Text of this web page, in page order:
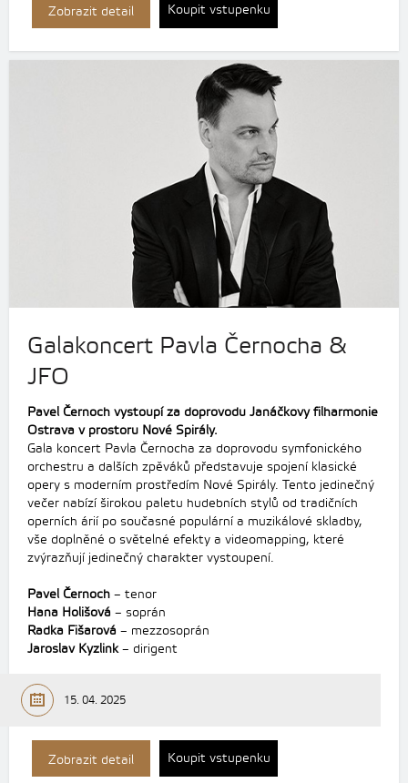
Zobrazit detail Koupit vstupenku
Galakoncert Pavla Černocha &
JFO
Pavel Černoch vystoupí za doprovodu Janáčkovy filharmonie
Ostrava v prostoru Nové Spirály.
Gala koncert Pavla Černocha za doprovodu symfonického
orchestru a dalších zpěváků představuje spojení klasické
opery s moderním prostředím Nové Spirály. Tento jedinečný
večer nabízí širokou paletu hudebních stylů od tradičních
operních árií po současné populární a muzikálové skladby,
vše doplněné o světelné efekty a videomapping, které
zvýrazňují jedinečný charakter vystoupení.
Pavel Černoch – tenor
Hana Holišová – soprán
Radka Fišarová – mezzosoprán
Jaroslav Kyzlink– dirigent
15. 04. 2025
Zobrazit detail Koupit vstupenku